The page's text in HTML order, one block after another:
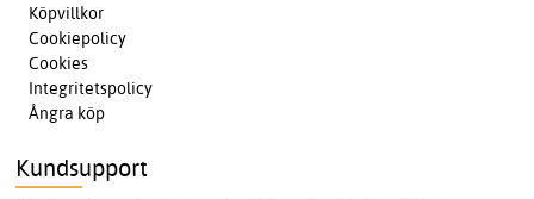
Köpvillkor
Cookiepolicy
Cookies
Integritetspolicy
Ångra köp
Kundsupport